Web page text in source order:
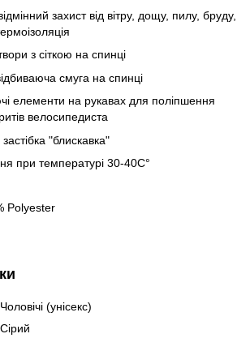
захист від вітру, дощу, пилу, бруду,
з сіткою на спинці
смуга на спинці
елементи на рукавах для поліпшення
велосипедиста
"блискавка"
при температурі 30-40C°
Polyester
Чоловічі (унісекс)
Сірий